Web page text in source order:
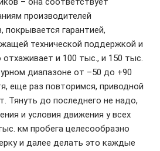
производителей
покрывается гарантией,
технической поддержкой и
и 100 тыс., и 150 тыс.
диапазоне от –50 до +90
еще раз повторимся, приводной
Тянуть до последнего не надо,
и условия движения у всех
км пробега целесообразно
и далее делать это каждые